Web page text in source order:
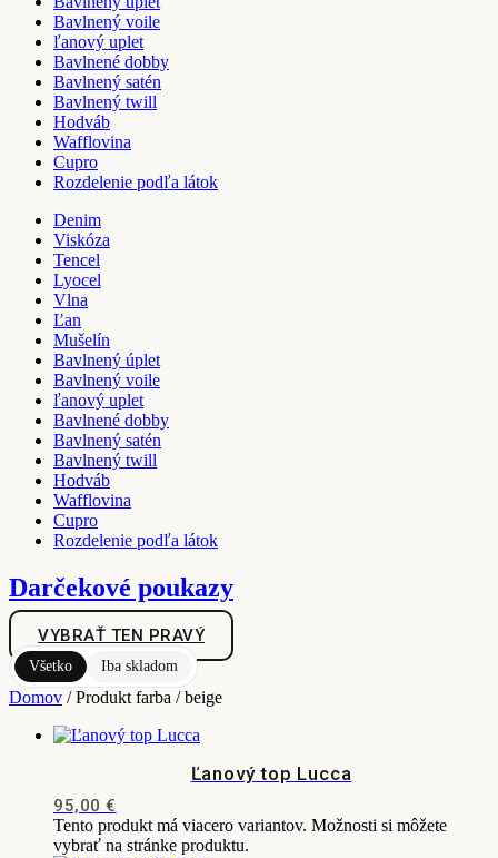
Bavlnený voile
ľanový uplet
Bavlnené dobby
Bavlnený satén
Bavlnený twill
Hodváb
Wafflovina
Cupro
Rozdelenie podľa látok
Denim
Viskóza
Tencel
Lyocel
Vlna
Ľan
Mušelín
Bavlnený úplet
Bavlnený voile
ľanový uplet
Bavlnené dobby
Bavlnený satén
Bavlnený twill
Hodváb
Wafflovina
Cupro
Rozdelenie podľa látok
Darčekové poukazy
VYBRAŤ TEN PRAVÝ
Všetko Iba skladom
Domov / Produkt farba / beige
Ľanový top Lucca
95,00 €
Tento produkt má viacero variantov. Možnosti si môžete
vybrať na stránke produktu.